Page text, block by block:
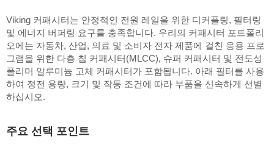
Viking 커패시터는 안정적인 전원 레일을 위한 디커플링, 필터링
및 에너지 버퍼링 요구를 충족합니다. 우리의 커패시터 포트폴리
오에는 자동차, 산업, 의료 및 소비자 전자 제품에 걸친 응용 프로
그램을 위한 다층 칩 커패시터(MLCC), 슈퍼 커패시터 및 전도성
폴리머 알루미늄 고체 커패시터가 포함됩니다. 아래 필터를 사용
하여 정전 용량, 크기 및 작동 조건에 따라 부품을 신속하게 선별
하십시오.
주요 선택 포인트